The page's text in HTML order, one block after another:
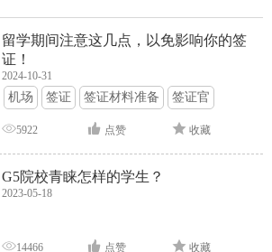
留学期间注意这几点，以免影响你的签
证！
2024-10-31
机场 签证 签证材料准备 签证官
签证面试 签证申请攻略
5922 点赞 收藏
G5院校青睐怎样的学生？
2023-05-18
14466 点赞 收藏